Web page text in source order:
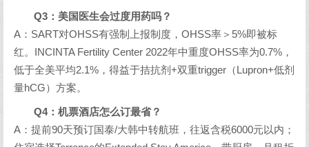
Q3：美国医生会过度用药吗？
A：SART对OHSS有强制上报制度，OHSS率＞5%即被标
红。INCINTA Fertility Center 2022年中重度OHSS率为0.7%，
低于全美平均2.1%，得益于拮抗剂+双重trigger（Lupron+低剂
量hCG）方案。
Q4：机票酒店怎么订最省？
A：提前90天预订国泰/大韩中转航班，往返含税6000元以内；